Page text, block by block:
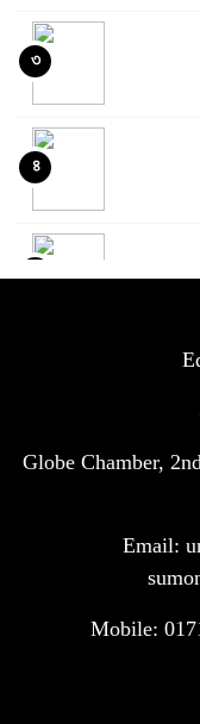
৩
৪
Globe Chamber,
Email:
Mobile: